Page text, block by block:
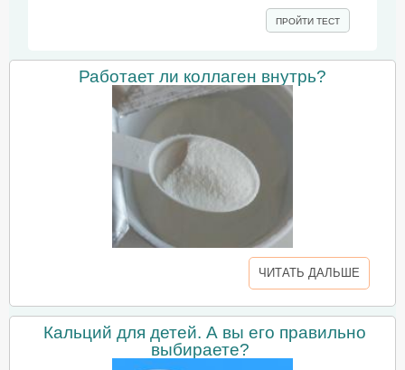
ПРОЙТИ ТЕСТ
Работает ли коллаген внутрь?
ЧИТАТЬ ДАЛЬШЕ
Кальций для детей. А вы его правильно
выбираете?